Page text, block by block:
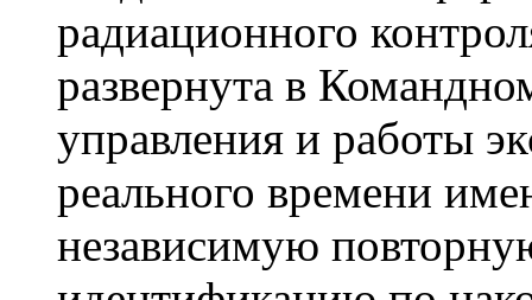
радиационного
развернута в
управления и работы
реального времени
независимую